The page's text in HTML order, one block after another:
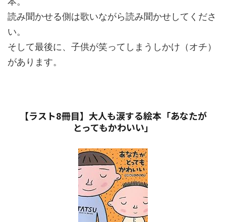
読み聞かせる側は歌いながら読み聞かせしてくださ
い。
そして最後に、子供が笑ってしまうしかけ（オチ）
があります。
【ラスト8冊目】大人も涙する絵本「あなたが
とってもかわいい」